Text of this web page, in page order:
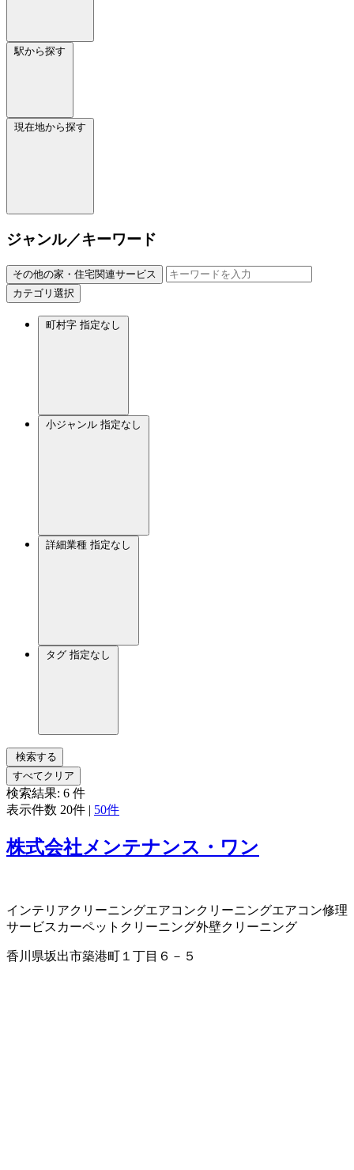
駅から探す
現在地から探す
ジャンル／キーワード
その他の家・住宅関連サービス
カテゴリ選択
町村字 指定なし
小ジャンル 指定なし
詳細業種 指定なし
タグ 指定なし
検索する
すべてクリア
検索結果: 6 件
表示件数 20件 | 50件
株式会社メンテナンス・ワン
インテリアクリーニングエアコンクリーニングエアコン修理
サービス カーペットクリーニング外壁クリーニング
香川県坂出市築港町１丁目６－５